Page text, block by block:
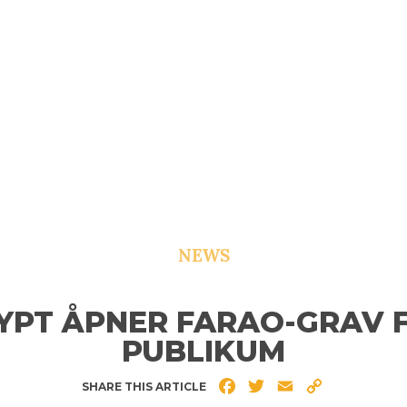
NEWS
ÅPNER FARAO-GRAV
PUBLIKUM
SHARE THIS ARTICLE FacebookTwitterEmail